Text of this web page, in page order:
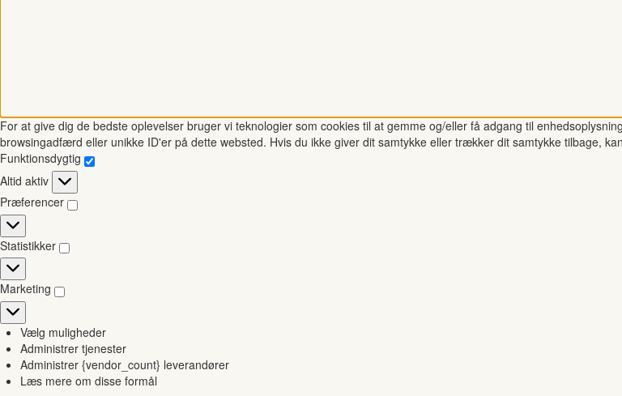
For at give dig de bedste oplevelser bruger vi teknologier som cookies til at gemme og/eller få adgang til
browsingadfærd eller unikke ID'er på dette websted. Hvis du ikke giver dit samtykke eller trækker dit samtykke tilbage,
Funktionsdygtig
Funktionsdygtig
Altid aktiv
Præferencer
Præferencer
Statistikker
Statistikker
Marketing
Marketing
Vælg muligheder
Administrer tjenester
Administrer {vendor_count} leverandører
Læs mere om disse formål